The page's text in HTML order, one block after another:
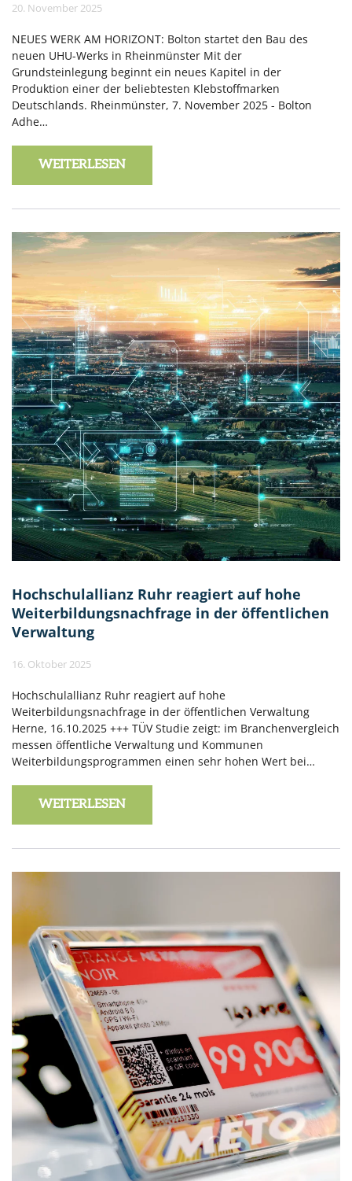
20. November 2025
NEUES WERK AM HORIZONT: Bolton startet den Bau des
neuen UHU-Werks in Rheinmünster Mit der
Grundsteinlegung beginnt ein neues Kapitel in der
Produktion einer der beliebtesten Klebstoffmarken
Deutschlands. Rheinmünster, 7. November 2025 - Bolton
Adhe…
WEITERLESEN
Hochschulallianz Ruhr reagiert auf hohe
Weiterbildungsnachfrage in der öffentlichen
Verwaltung
16. Oktober 2025
Hochschulallianz Ruhr reagiert auf hohe
Weiterbildungsnachfrage in der öffentlichen Verwaltung
Herne, 16.10.2025 +++ TÜV Studie zeigt: im Branchenvergleich
messen öffentliche Verwaltung und Kommunen
Weiterbildungsprogrammen einen sehr hohen Wert bei…
WEITERLESEN